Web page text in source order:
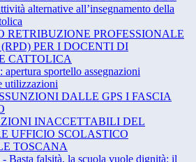
alternative all’insegnamento della
RETRIBUZIONE PROFESSIONALE
PER I DOCENTI DI
CATTOLICA
apertura sportello assegnazioni
utilizzazioni
DALLE GPS I FASCIA
INACCETTABILI DEL
UFFICIO SCOLASTICO
TOSCANA
Basta falsità, la scuola vuole dignità: il